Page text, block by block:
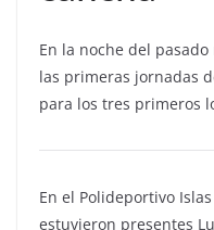
En la noche del
las primeras jornadas
para los tres primeros
En el Polideportivo
estuvieron presentes